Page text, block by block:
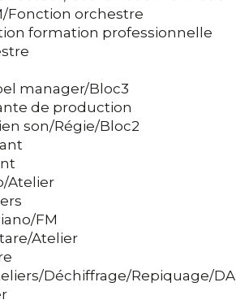
Fonction orchestre
formation professionnelle
manager/Bloc3
de production
son/Régie/Bloc2
Atelier
FM
Atelier
Déchiffrage/Repiquage/DA